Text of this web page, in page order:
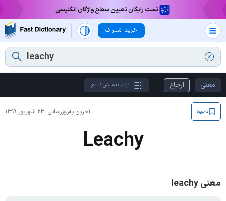
تست رایگان تعیین سطح واژگان انگلیسی
خرید اشتراک
معنی ارجاع ترتیب نمایش نتایج
آخرین به‌روزرسانی: ۲۳ شهریور ۱۳۹۹ ذخیره
Leachy
معنی leachy